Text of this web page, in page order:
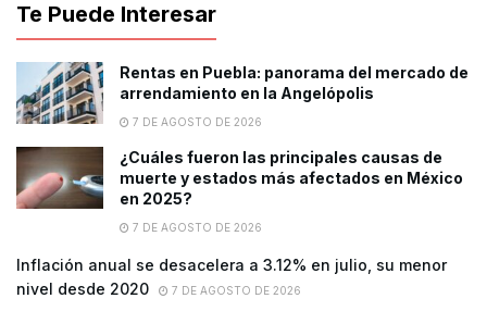
Te Puede Interesar
Rentas en Puebla: panorama del mercado de
arrendamiento en la Angelópolis
7 DE AGOSTO DE 2026
¿Cuáles fueron las principales causas de
muerte y estados más afectados en México
en 2025?
7 DE AGOSTO DE 2026
Inflación anual se desacelera a 3.12% en julio, su menor
nivel desde 2020
7 DE AGOSTO DE 2026